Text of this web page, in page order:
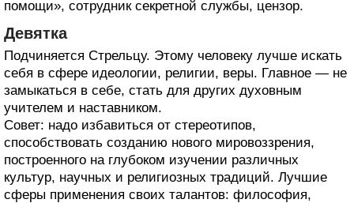
помощи», сотрудник секретной службы, цензор.
Девятка
Подчиняется Стрельцу. Этому человеку лучше искать
себя в сфере идеологии, религии, веры. Главное — не
замыкаться в себе, стать для других духовным
учителем и наставником.
Совет: надо избавиться от стереотипов,
способствовать созданию нового мировоззрения,
построенного на глубоком изучении различных
культур, научных и религиозных традиций. Лучшие
сферы применения своих талантов: философия,